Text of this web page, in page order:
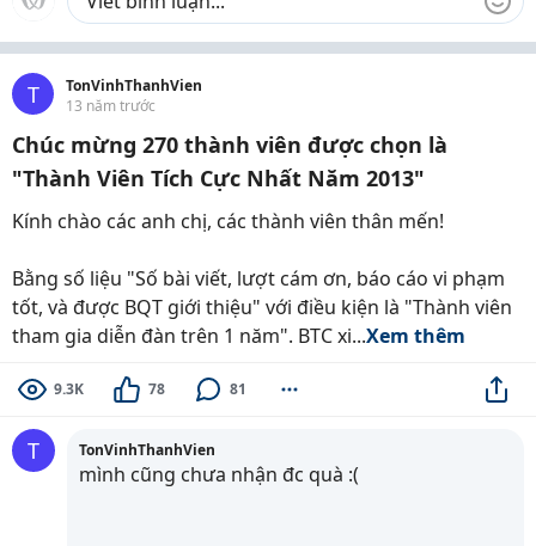
T
TonVinhThanhVien
13 năm trước
Chúc mừng 270 thành viên được chọn là
"Thành Viên Tích Cực Nhất Năm 2013"
Kính chào các anh chị, các thành viên thân mến!
Bằng số liệu "Số bài viết, lượt cám ơn, báo cáo vi phạm
tốt, và được BQT giới thiệu" với điều kiện là "Thành viên
tham gia diễn đàn trên 1 năm". BTC xi...Xem thêm
9.3K 78 81
T TonVinhThanhVien
mình cũng chưa nhận đc quà :(